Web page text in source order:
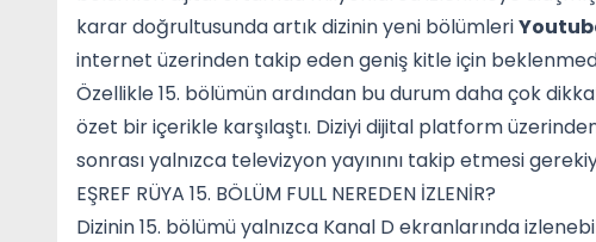
karar doğrultusunda artık dizinin yeni bölümleri
internet üzerinden takip eden geniş kitle için
Özellikle 15. bölümün ardından bu durum daha çok
özet bir içerikle karşılaştı. Diziyi dijital platform
sonrası yalnızca televizyon yayınını takip etmesi
EŞREF RÜYA 15. BÖLÜM FULL NEREDEN İZLENİR?
Dizinin 15. bölümü yalnızca Kanal D ekranlarında